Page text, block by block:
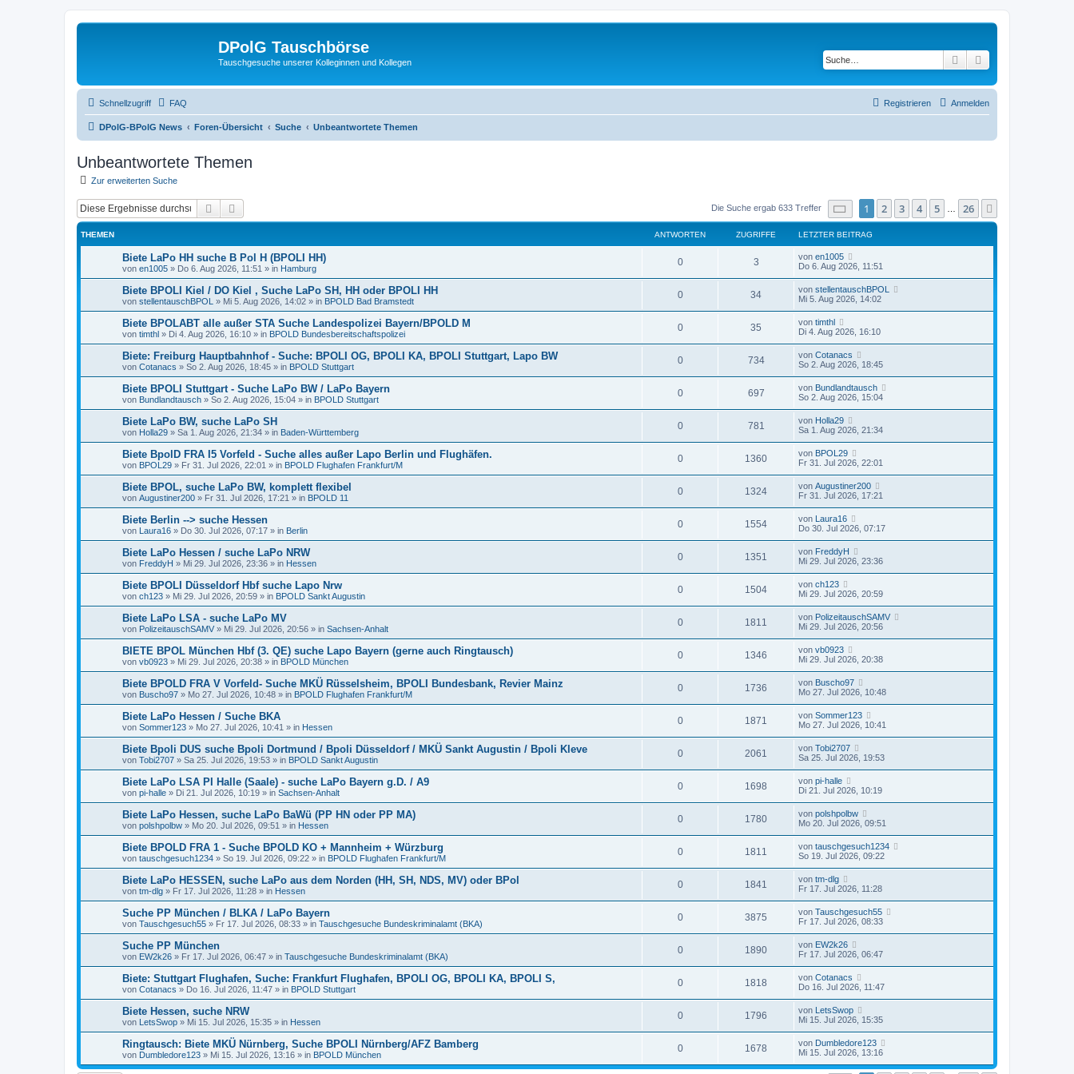
DPolG Tauschbörse
Tauschgesuche unserer Kolleginnen und Kollegen Suche
Schnellzugriff FAQ Anmelden
Registrieren
DPolG-BPolG News Foren-Übersicht Suche Unbeantwortete Themen
Unbeantwortete Themen
Zur erweiterten Suche
Suche Die Suche ergab 633 Treffer Seite von26
1 2 3 4 5 26
THEMEN ANTWORTEN ZUGRIFFE LETZTER BEITRAG
Biete LaPo HH suche B Pol H (BPOLI HH)
von en1005 » Do 6. Aug 2026, 11:51 » in Hamburg
0 3 von en1005
Do 6. Aug 2026, 11:51
Biete BPOLI Kiel / DO Kiel , Suche LaPo SH, HH oder BPOLI HH
von stellentauschBPOL » Mi 5. Aug 2026, 14:02 » in BPOLD Bad Bramstedt
0 34 von stellentauschBPOL
Mi 5. Aug 2026, 14:02
Biete BPOLABT alle außer STA Suche Landespolizei Bayern/BPOLD M
von timthl » Di 4. Aug 2026, 16:10 » in BPOLD Bundesbereitschaftspolizei
0 35 von timthl
Di 4. Aug 2026, 16:10
Biete: Freiburg Hauptbahnhof - Suche: BPOLI OG, BPOLI KA, BPOLI Stuttgart, Lapo BW
von Cotanacs » So 2. Aug 2026, 18:45 » in BPOLD Stuttgart
0 734 von Cotanacs
So 2. Aug 2026, 18:45
Biete BPOLI Stuttgart - Suche LaPo BW / LaPo Bayern
von Bundlandtausch » So 2. Aug 2026, 15:04 » in BPOLD Stuttgart
0 697 von Bundlandtausch
So 2. Aug 2026, 15:04
Biete LaPo BW, suche LaPo SH
von Holla29 » Sa 1. Aug 2026, 21:34 » in Baden-Württemberg
0 781 von Holla29
Sa 1. Aug 2026, 21:34
Biete BpolD FRA I5 Vorfeld - Suche alles außer Lapo Berlin und Flughäfen.
von BPOL29 » Fr 31. Jul 2026, 22:01 » in BPOLD Flughafen Frankfurt/M
0 1360 von BPOL29
Fr 31. Jul 2026, 22:01
Biete BPOL, suche LaPo BW, komplett flexibel
von Augustiner200 » Fr 31. Jul 2026, 17:21 » in BPOLD 11
0 1324 von Augustiner200
Fr 31. Jul 2026, 17:21
Biete Berlin --> suche Hessen
von Laura16 » Do 30. Jul 2026, 07:17 » in Berlin
0 1554 von Laura16
Do 30. Jul 2026, 07:17
Biete LaPo Hessen / suche LaPo NRW
von FreddyH » Mi 29. Jul 2026, 23:36 » in Hessen
0 1351 von FreddyH
Mi 29. Jul 2026, 23:36
Biete BPOLI Düsseldorf Hbf suche Lapo Nrw
von ch123 » Mi 29. Jul 2026, 20:59 » in BPOLD Sankt Augustin
0 1504 von ch123
Mi 29. Jul 2026, 20:59
Biete LaPo LSA - suche LaPo MV
von PolizeitauschSAMV » Mi 29. Jul 2026, 20:56 » in Sachsen-Anhalt
0 1811 von PolizeitauschSAMV
Mi 29. Jul 2026, 20:56
BIETE BPOL München Hbf (3. QE) suche Lapo Bayern (gerne auch Ringtausch)
von vb0923 » Mi 29. Jul 2026, 20:38 » in BPOLD München
0 1346 von vb0923
Mi 29. Jul 2026, 20:38
Biete BPOLD FRA V Vorfeld- Suche MKÜ Rüsselsheim, BPOLI Bundesbank, Revier Mainz
von Buscho97 » Mo 27. Jul 2026, 10:48 » in BPOLD Flughafen Frankfurt/M
0 1736 von Buscho97
Mo 27. Jul 2026, 10:48
Biete LaPo Hessen / Suche BKA
von Sommer123 » Mo 27. Jul 2026, 10:41 » in Hessen
0 1871 von Sommer123
Mo 27. Jul 2026, 10:41
Biete Bpoli DUS suche Bpoli Dortmund / Bpoli Düsseldorf / MKÜ Sankt Augustin / Bpoli Kleve
von Tobi2707 » Sa 25. Jul 2026, 19:53 » in BPOLD Sankt Augustin
0 2061 von Tobi2707
Sa 25. Jul 2026, 19:53
Biete LaPo LSA PI Halle (Saale) - suche LaPo Bayern g.D. / A9
von pi-halle » Di 21. Jul 2026, 10:19 » in Sachsen-Anhalt
0 1698 von pi-halle
Di 21. Jul 2026, 10:19
Biete LaPo Hessen, suche LaPo BaWü (PP HN oder PP MA)
von polshpolbw » Mo 20. Jul 2026, 09:51 » in Hessen
0 1780 von polshpolbw
Mo 20. Jul 2026, 09:51
Biete BPOLD FRA 1 - Suche BPOLD KO + Mannheim + Würzburg
von tauschgesuch1234 » So 19. Jul 2026, 09:22 » in BPOLD Flughafen Frankfurt/M
0 1811 von tauschgesuch1234
So 19. Jul 2026, 09:22
Biete LaPo HESSEN, suche LaPo aus dem Norden (HH, SH, NDS, MV) oder BPol
von tm-dlg » Fr 17. Jul 2026, 11:28 » in Hessen
0 1841 von tm-dlg
Fr 17. Jul 2026, 11:28
Suche PP München / BLKA / LaPo Bayern
von Tauschgesuch55 » Fr 17. Jul 2026, 08:33 » in Tauschgesuche Bundeskriminalamt (BKA)
0 3875 von Tauschgesuch55
Fr 17. Jul 2026, 08:33
Suche PP München
von EW2k26 » Fr 17. Jul 2026, 06:47 » in Tauschgesuche Bundeskriminalamt (BKA)
0 1890 von EW2k26
Fr 17. Jul 2026, 06:47
Biete: Stuttgart Flughafen, Suche: Frankfurt Flughafen, BPOLI OG, BPOLI KA, BPOLI S,
von Cotanacs » Do 16. Jul 2026, 11:47 » in BPOLD Stuttgart
0 1818 von Cotanacs
Do 16. Jul 2026, 11:47
Biete Hessen, suche NRW
von LetsSwop » Mi 15. Jul 2026, 15:35 » in Hessen
0 1796 von LetsSwop
Mi 15. Jul 2026, 15:35
Ringtausch: Biete MKÜ Nürnberg, Suche BPOLI Nürnberg/AFZ Bamberg
von Dumbledore123 » Mi 15. Jul 2026, 13:16 » in BPOLD München
0 1678 von Dumbledore123
Mi 15. Jul 2026, 13:16